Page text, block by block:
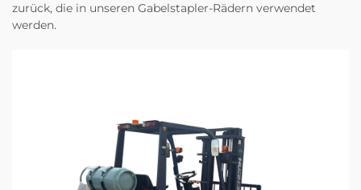
zurück, die in unseren Gabelstapler-Rädern verwendet
werden.